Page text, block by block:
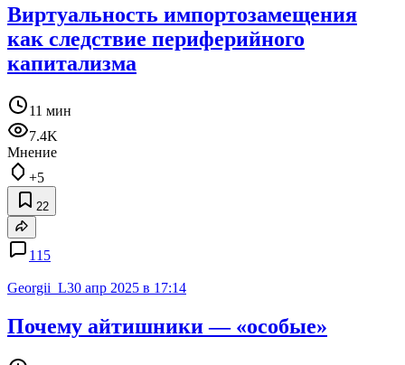
Виртуальность импортозамещения
как следствие периферийного
капитализма
11 мин
7.4K
Мнение
+5
22
115
Georgii_L30 апр 2025 в 17:14
Почему айтишники — «особые»